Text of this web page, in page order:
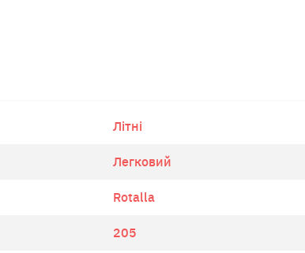
Літні
Легковий
Rotalla
205